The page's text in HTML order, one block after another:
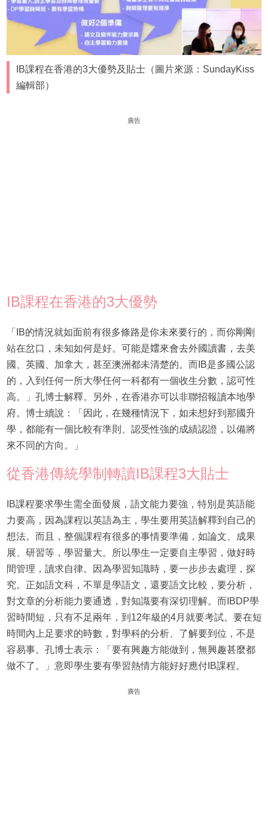
IB課程在香港的3大優勢及貼士（圖片來源：SundayKiss
編輯部）
廣告
IB課程在香港的3大優勢
「IB的情況就如面前有很多條路是你未來要行的，而你剛剛
站在岔口，未知如何是好。可能是𡢅來會去外國讀書，去美
國、英國、加拿大，甚至澳洲都未清楚的。而IB是多國公認
的，入到任何一所大學任何一科都有一個收生分數，認可性
高。」孔博士解釋。另外，在香港亦可以非聯招報讀本地學
府。博士續說：「因此，在幾種情況下，如未想好到那國升
學，都能有一個比較有準則、認受性強的成績認證，以備將
來不同的方向。」
從香港傳統學制轉讀IB課程3大貼士
IB課程要求學生需全面發展，語文能力要強，特別是英語能
力要高，因為課程以英語為主，學生要用英語解釋到自己的
想法。而且，整個課程有很多的事情要準備，如論文、成果
展、研習等，學習量大。所以學生一定要自主學習，做好時
間管理，讀求自律。因為學習知識時，要一步步去處理，探
究。正如語文科，不單是學語文，還要語文比較，要分析，
對文章的分析能力要通透，對知識要有深切理解。而IBDP學
習時間短，只有不足兩年，到12年級的4月就要考試。要在短
時間內上足要求的時數，對學科的分析、了解要到位，不是
容易事。孔博士表示：「要有興趣方能做到，無興趣甚麼都
做不了。」意即學生要有學習熱情方能好好應付IB課程。
廣告